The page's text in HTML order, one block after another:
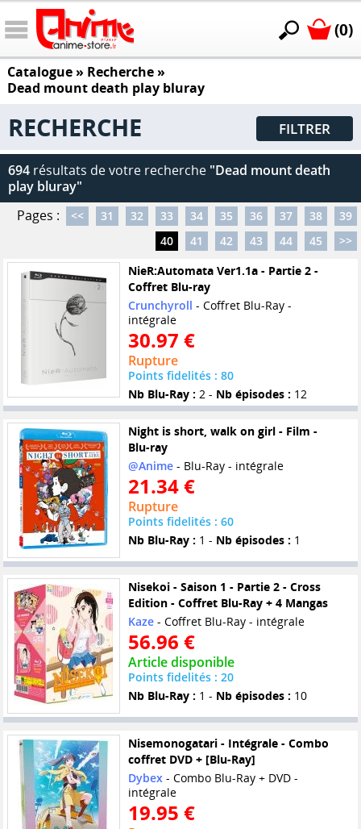
(0)
Catalogue» Recherche »
Dead mount death play bluray
RECHERCHE FILTRER
694 résultats de votre recherche "Dead mount death
play bluray"
Pages :
<< 31 32 33 34 35 36 37 38
39
40
41 42 43 44 45
>>
NieR:Automata Ver1.1a - Partie 2 -
Coffret Blu-ray
Crunchyroll - Coffret Blu-Ray -
intégrale
30.97 €
Rupture
Points fidelités : 80
Nb Blu-Ray : 2 - Nb épisodes : 12
Night is short, walk on girl - Film -
Blu-ray
@Anime- Blu-Ray - intégrale
21.34 €
Rupture
Points fidelités : 60
Nb Blu-Ray : 1 - Nb épisodes : 1
Nisekoi - Saison 1 - Partie 2 - Cross
Edition - Coffret Blu-Ray + 4 Mangas
Kaze- Coffret Blu-Ray - intégrale
56.96 €
Article disponible
Points fidelités : 20
Nb Blu-Ray : 1 - Nb épisodes : 10
Nisemonogatari - Intégrale - Combo
coffret DVD + [Blu-Ray]
Dybex - Combo Blu-Ray + DVD -
intégrale
19.95 €